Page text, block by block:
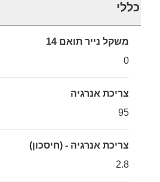
כללי
משקל נייר תואם 14
0
צריכת אנרגיה
95
צריכת אנרגיה - (חיסכון)
2.8